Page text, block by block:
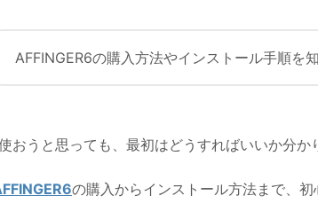
AFFINGER6の購入方法やインストール手順を
おうと思っても、最初はどうすればいいか分か
の購入からインストール方法まで、